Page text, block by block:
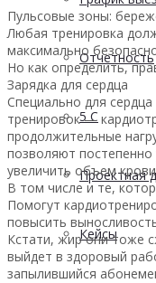
Отчетность
5 С
Проектная
Кейсы
Пульсовые зоны:
Любая тренировка
максимально
Но как определить,
Зарядка для сердца
Специально для
тренировок —
продолжительные
позволяют
увеличить объем
В том числе и те,
Помогут
повысить
Кстати, жир они тоже
выйдет в здоровый
запылившийся